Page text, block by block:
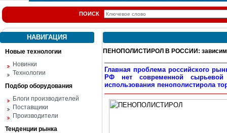
ПОИСК
НАВИГАЦИЯ
Новые технологии
Новинки
Технологии
Подбор оборудования
Блоги производителей
Поставщики
Производители
Тенденции рынка
ПЕНОПОЛИСТИРОЛ В РОССИИ:
Главная проблема российского
РФ нет современной сырьевой
использования пенополистирола